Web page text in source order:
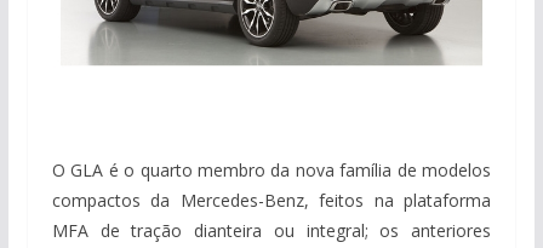
O GLA é o quarto membro da nova família de modelos
compactos da Mercedes-Benz, feitos na plataforma
MFA de tração dianteira ou integral; os anteriores